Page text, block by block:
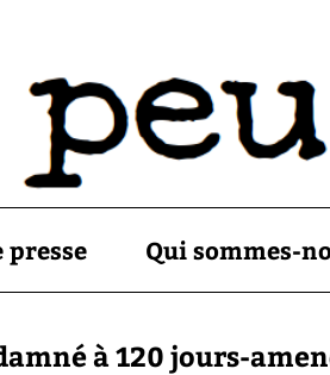
presse Qui sommes-
à 120 jours-